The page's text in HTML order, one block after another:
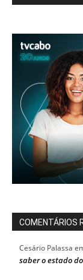
COMENTÁRIOS
Cesário Palassa
saber o estado